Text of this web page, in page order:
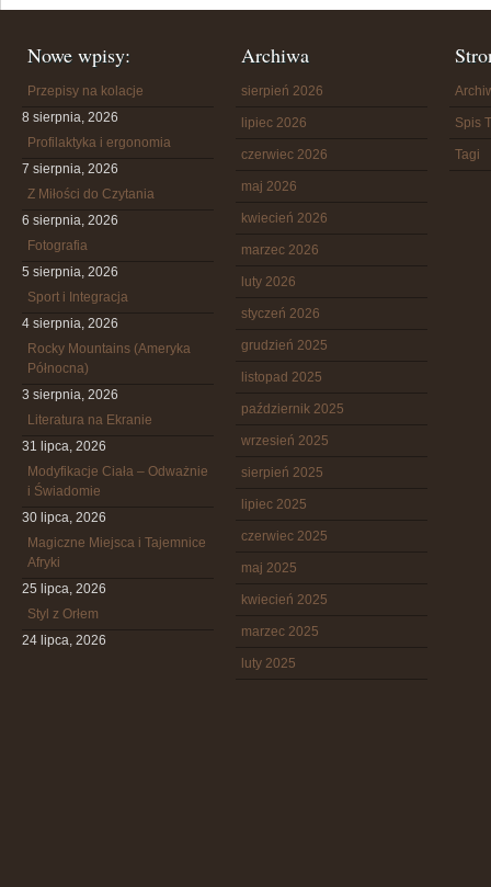
Nowe wpisy:
Przepisy na kolacje
8 sierpnia, 2026
Profilaktyka i ergonomia
7 sierpnia, 2026
Z Miłości do Czytania
6 sierpnia, 2026
Fotografia
5 sierpnia, 2026
Sport i Integracja
4 sierpnia, 2026
Rocky Mountains (Ameryka
Północna)
3 sierpnia, 2026
Literatura na Ekranie
31 lipca, 2026
Modyfikacje Ciała – Odważnie
i Świadomie
30 lipca, 2026
Magiczne Miejsca i Tajemnice
Afryki
25 lipca, 2026
Styl z Orłem
24 lipca, 2026
Archiwa
sierpień 2026
lipiec 2026
czerwiec 2026
maj 2026
kwiecień 2026
marzec 2026
luty 2026
styczeń 2026
grudzień 2025
listopad 2025
październik 2025
wrzesień 2025
sierpień 2025
lipiec 2025
czerwiec 2025
maj 2025
kwiecień 2025
marzec 2025
luty 2025
Spis
Tagi